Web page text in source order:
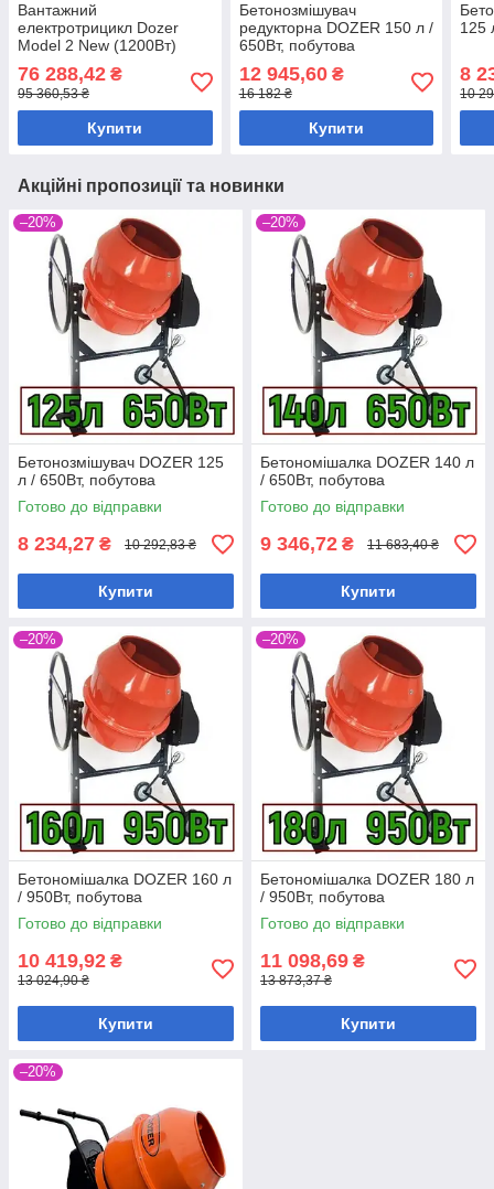
Вантажний
електротрицикл Dozer
Model 2 New (1200Вт)
трицикл електричний
76 288,42 ₴
95 360,53 ₴
Купити
Бетонозмішувач
редукторна DOZER 150 л /
650Вт, побутова
12 945,60₴
16 182 ₴
Купити
125
8
10
Акційні пропозиції та новинки
–20%
Бетонозмішувач DOZER 125
л / 650Вт, побутова
Готово до відправки
8 234,27 ₴ 10 292,83 ₴
Купити
–20%
Бетономішалка DOZER 140 л
/ 650Вт, побутова
Готово до відправки
9 346,72 ₴ 11 683,40 ₴
Купити
–20%
Бетономішалка DOZER 160 л
/ 950Вт, побутова
Готово до відправки
10 419,92 ₴
13 024,90 ₴
Купити
–20%
Бетономішалка DOZER 180 л
/ 950Вт, побутова
Готово до відправки
11 098,69 ₴
13 873,37 ₴
Купити
–20%